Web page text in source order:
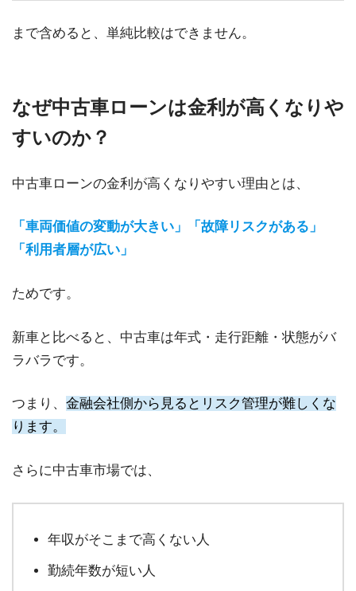
まで含めると、単純比較はできません。
なぜ中古車ローンは金利が高くなりや
すいのか？
中古車ローンの金利が高くなりやすい理由とは、
「車両価値の変動が大きい」「故障リスクがある」
「利用者層が広い」
ためです。
新車と比べると、中古車は年式・走行距離・状態がバ
ラバラです。
つまり、 金融会社側から見るとリスク管理が難しくな
ります。
さらに中古車市場では、
年収がそこまで高くない人
勤続年数が短い人